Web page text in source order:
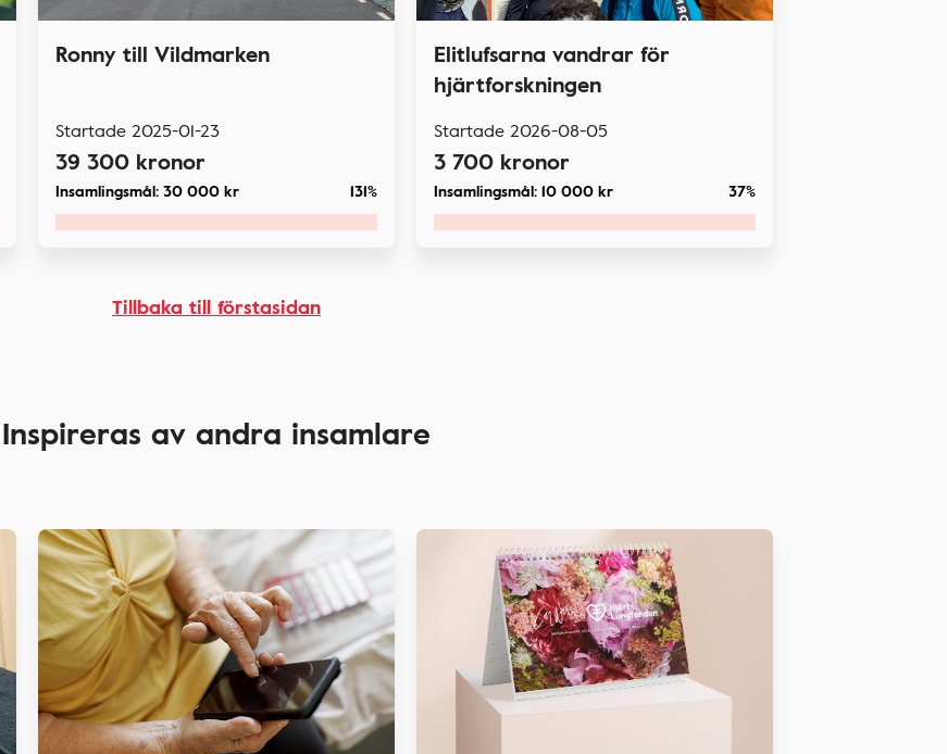
Ronny till Vildmarken
Startade 2025-01-23
39 300 kronor
Insamlingsmål: 30 000 kr 131%
Elitlufsarna vandrar för
hjärtforskningen
Startade 2026-08-05
3 700 kronor
Insamlingsmål: 10 000 kr 37%
Tillbaka till förstasidan
Inspireras av andra insamlare